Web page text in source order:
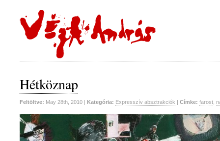
Hétköznap
Feltöltve: May 28th, 2010 | Kategória: Expresszív absztrakciók | Címke: farost